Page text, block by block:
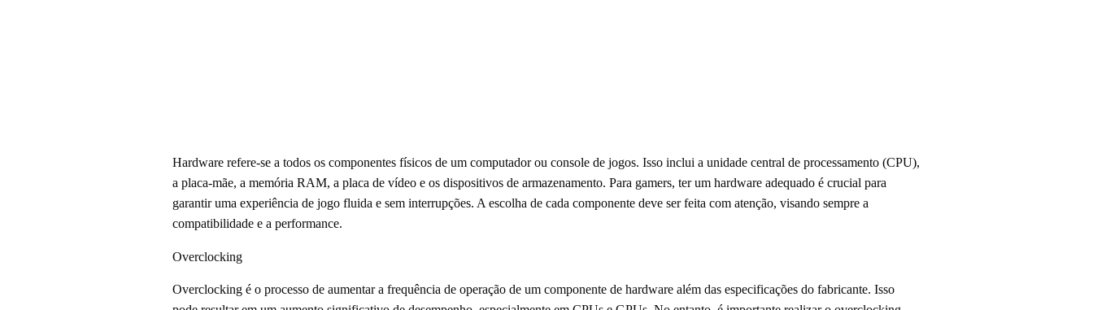
Hardware refere-se a todos os componentes físicos de um computador ou console de jogos. Isso inclui a unidade central de processamento (CPU),
a placa-mãe, a memória RAM, a placa de vídeo e os dispositivos de armazenamento. Para gamers, ter um hardware adequado é crucial para
garantir uma experiência de jogo fluida e sem interrupções. A escolha de cada componente deve ser feita com atenção, visando sempre a
compatibilidade e a performance.
Overclocking
Overclocking é o processo de aumentar a frequência de operação de um componente de hardware além das especificações do fabricante. Isso